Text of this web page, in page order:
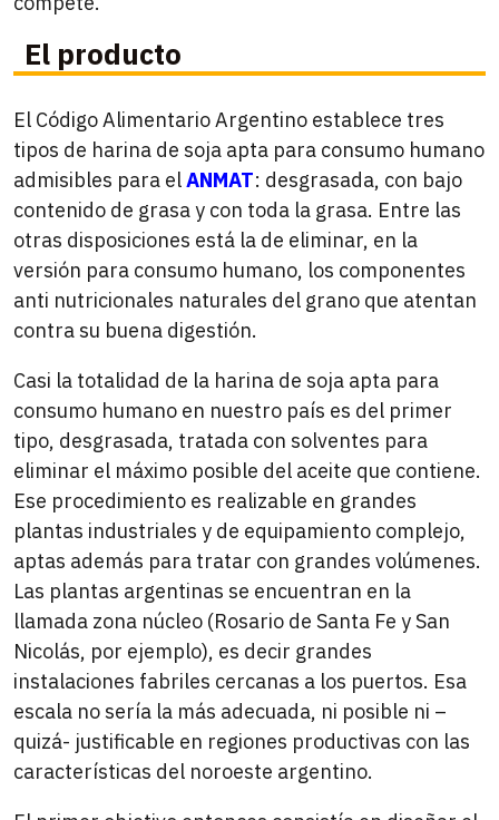
El producto
El Código Alimentario Argentino establece tres
tipos de harina de soja apta para consumo humano
admisibles para elANMAT: desgrasada, con bajo
contenido de grasa y con toda la grasa. Entre las
otras disposiciones está la de eliminar, en la
versión para consumo humano, los componentes
anti nutricionales naturales del grano que atentan
contra su buena digestión.
Casi la totalidad de la harina de soja apta para
consumo humano en nuestro país es del primer
tipo, desgrasada, tratada con solventes para
eliminar el máximo posible del aceite que contiene.
Ese procedimiento es realizable en grandes
plantas industriales y de equipamiento complejo,
aptas además para tratar con grandes volúmenes.
Las plantas argentinas se encuentran en la
llamada zona núcleo (Rosario de Santa Fe y San
Nicolás, por ejemplo), es decir grandes
instalaciones fabriles cercanas a los puertos. Esa
escala no sería la más adecuada, ni posible ni –
quizá- justificable en regiones productivas con las
características del noroeste argentino.